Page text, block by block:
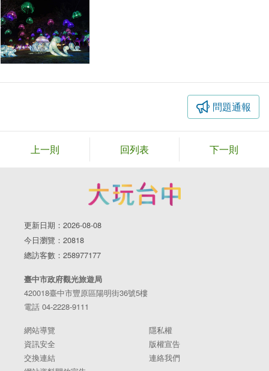
問題通報
上一則 回列表 下一則
更新日期：2026-08-08
今日瀏覽：20818
總訪客數：258977177
臺中市政府觀光旅遊局
420018臺中市豐原區陽明街36號5樓
電話 04-2228-9111
網站導覽
隱私權
資訊安全
版權宣告
交換連結
連絡我們